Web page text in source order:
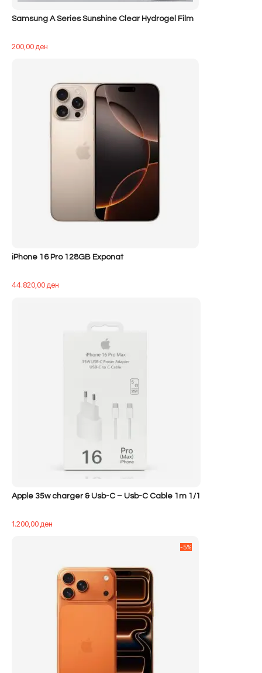
Samsung A Series Sunshine Clear Hydrogel Film
200,00ден
iPhone 16 Pro 128GB Exponat
44.820,00ден
Apple 35w charger & Usb-C – Usb-C Cable 1m 1/1
1.200,00ден
-5%